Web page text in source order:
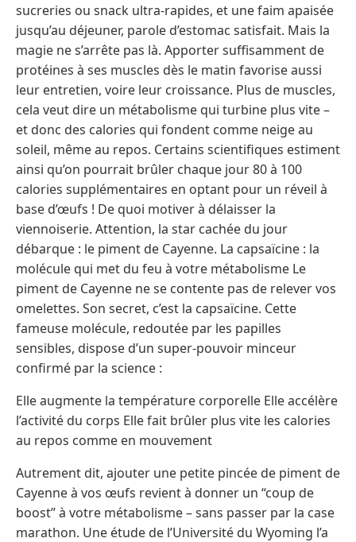
sucreries ou snack ultra-rapides, et une faim apaisée
jusqu’au déjeuner, parole d’estomac satisfait. Mais la
magie ne s’arrête pas là. Apporter suffisamment de
protéines à ses muscles dès le matin favorise aussi
leur entretien, voire leur croissance. Plus de muscles,
cela veut dire un métabolisme qui turbine plus vite –
et donc des calories qui fondent comme neige au
soleil, même au repos. Certains scientifiques estiment
ainsi qu’on pourrait brûler chaque jour 80 à 100
calories supplémentaires en optant pour un réveil à
base d’œufs ! De quoi motiver à délaisser la
viennoiserie. Attention, la star cachée du jour
débarque : le piment de Cayenne. La capsaïcine : la
molécule qui met du feu à votre métabolisme Le
piment de Cayenne ne se contente pas de relever vos
omelettes. Son secret, c’est la capsaïcine. Cette
fameuse molécule, redoutée par les papilles
sensibles, dispose d’un super-pouvoir minceur
confirmé par la science :
Elle augmente la température corporelle Elle accélère
l’activité du corps Elle fait brûler plus vite les calories
au repos comme en mouvement
Autrement dit, ajouter une petite pincée de piment de
Cayenne à vos œufs revient à donner un “coup de
boost” à votre métabolisme – sans passer par la case
marathon. Une étude de l’Université du Wyoming l’a